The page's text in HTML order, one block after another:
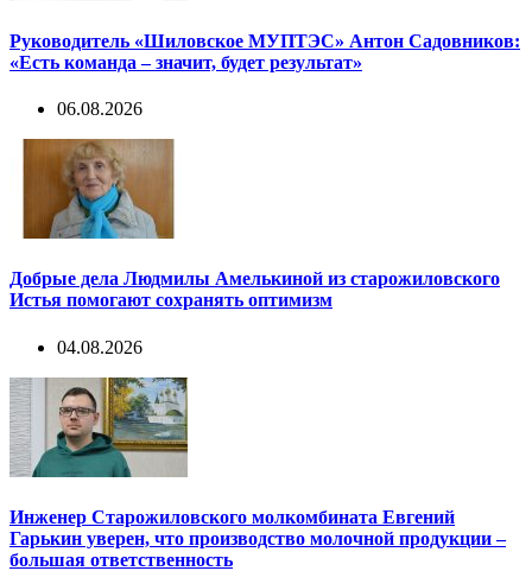
Руководитель «Шиловское МУПТЭС» Антон Садовников:
«Есть команда – значит, будет результат»
06.08.2026
Добрые дела Людмилы Амелькиной из старожиловского
Истья помогают сохранять оптимизм
04.08.2026
Инженер Старожиловского молкомбината Евгений
Гарькин уверен, что производство молочной продукции –
большая ответственность